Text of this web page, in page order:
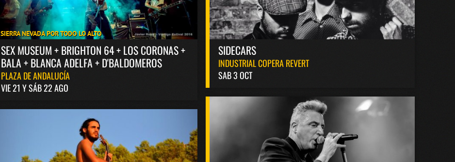
SIERRA NEVADA POR TODO LO ALTO
SEX MUSEUM + BRIGHTON 64 + LOS CORONAS +
BALA + BLANCA ADELFA + D'BALDOMEROS
PLAZA DE ANDALUCÍA
VIE 21 Y SÁB 22 AGO
SIDECARS
INDUSTRIAL COPERA REVERT
SAB 3 OCT